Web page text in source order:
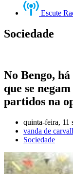
Escute
Sociedade
No Bengo,
que se
partidos na
quinta-feira, 11
vanda de
Sociedade